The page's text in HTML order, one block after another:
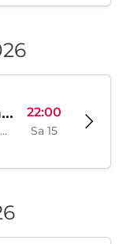
4 Seasons Summer Edition
Moonlight Varna, Warna, BG
22:00
Sa 15